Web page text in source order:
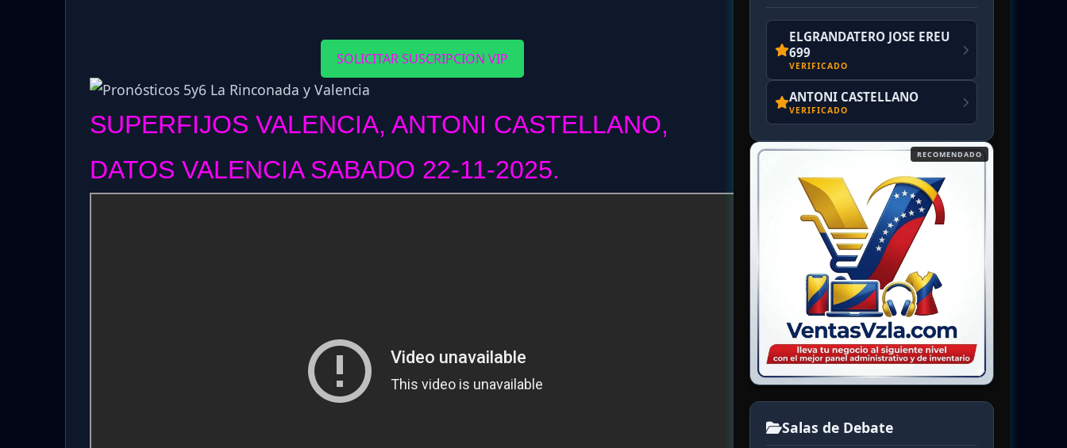
SOLICITAR SUSCRIPCION VIP
SUPERFIJOS VALENCIA, ANTONI CASTELLANO,
DATOS VALENCIA SABADO 22-11-2025.
ELGRANDATERO JOSE EREU
699
VERIFICADO
ANTONI CASTELLANO
VERIFICADO
RECOMENDADO
Salas de Debate